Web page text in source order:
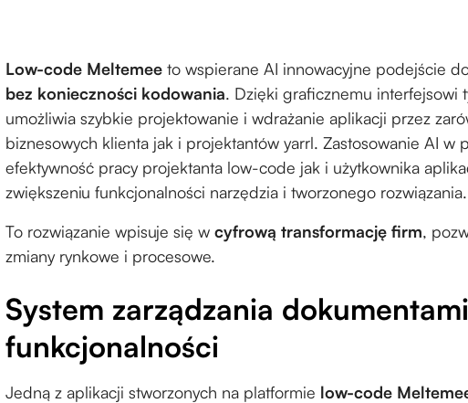
Low-code Meltemee to wspierane AI innowacyjne podejście
bez konieczności kodowania. Dzięki graficznemu interfejsowi
umożliwia szybkie projektowanie i wdrażanie aplikacji przez
biznesowych klienta jak i projektantów yarrl. Zastosowanie AI w
efektywność pracy projektanta low-code jak i użytkownika
zwiększeniu funkcjonalności narzędzia i tworzonego rozwiązania.
To rozwiązanie wpisuje się w cyfrową transformację firm,
zmiany rynkowe i procesowe.
System zarządzania
funkcjonalności
Jedną z aplikacji stworzonych na platformie low-code